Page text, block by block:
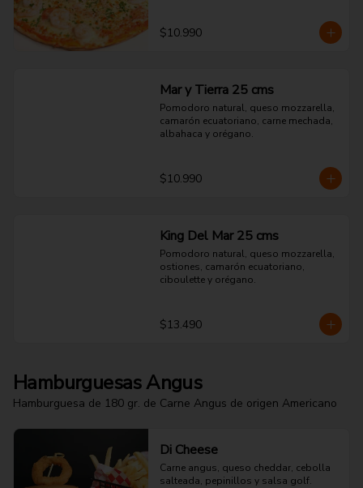
$10.990
Mar y Tierra 25 cms
Pomodoro natural, queso mozzarella,
camarón ecuatoriano, carne mechada,
albahaca y orégano.
$10.990
King Del Mar 25 cms
Pomodoro natural, queso mozzarella,
ostiones, camarón ecuatoriano,
ciboulette y orégano.
$13.490
Hamburguesas Angus
Hamburguesa de 180 gr. de Carne Angus de origen Americano
Di Cheese
Carne angus, queso cheddar, cebolla
salteada, pepinillos y salsa golf.